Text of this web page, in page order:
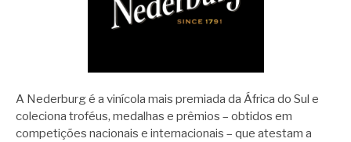
A Nederburg é a vinícola mais premiada da África do Sul e
coleciona troféus, medalhas e prêmios – obtidos em
competições nacionais e internacionais – que atestam a